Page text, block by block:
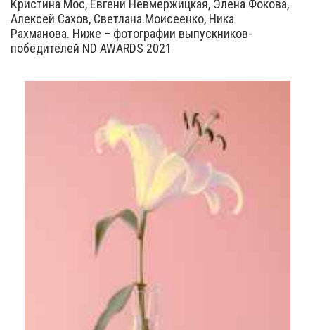
Кристина Мос, Евгени Невмержицкая, Элена Фокова,
Алексей Сахов, Светлана.Моисеенко, Ника
Рахманова. Ниже – фотографии выпускников-
победителей ND AWARDS 2021